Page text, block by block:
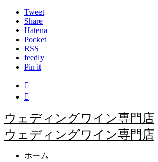
Tweet
Share
Hatena
Pocket
RSS
feedly
Pin it


ウェディングワイン専門店
ウェディングワイン専門店
ホーム